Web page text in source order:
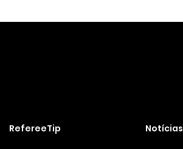
RefereeTip Notícias